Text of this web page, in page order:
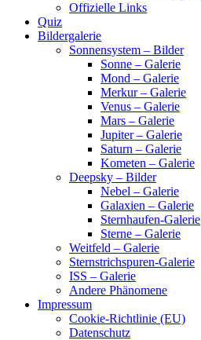
Offizielle Links
Quiz
Bildergalerie
Sonnensystem – Bilder
Sonne – Galerie
Mond – Galerie
Merkur – Galerie
Venus – Galerie
Mars – Galerie
Jupiter – Galerie
Saturn – Galerie
Kometen – Galerie
Deepsky – Bilder
Nebel – Galerie
Galaxien – Galerie
Sternhaufen-Galerie
Sterne – Galerie
Weitfeld – Galerie
Sternstrichspuren-Galerie
ISS – Galerie
Andere Phänomene
Impressum
Cookie-Richtlinie (EU)
Datenschutz